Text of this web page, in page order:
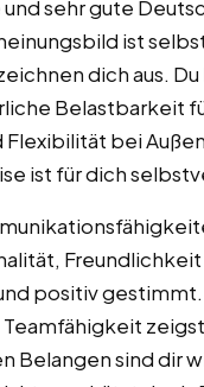
und sehr gute
ist
dich aus.
Belastbarkeit
bei
ist für dich
positiv
Belangen sind dir